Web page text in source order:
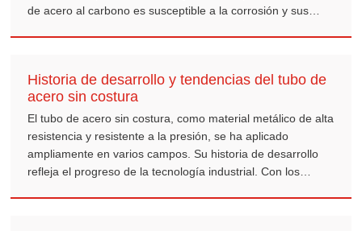
de acero al carbono es susceptible a la corrosión y sus
tubería de acero al carbono sin costura en diversas
aplicaciones, extender su vida útil y reducir los costos de
mantenimiento.
Historia de desarrollo y tendencias del tubo de
acero sin costura
El tubo de acero sin costura, como material metálico de alta
resistencia y resistente a la presión, se ha aplicado
ampliamente en varios campos. Su historia de desarrollo
refleja el progreso de la tecnología industrial. Con los